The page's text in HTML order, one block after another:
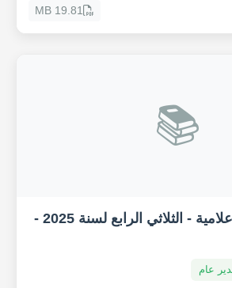
19.81 MB
📚
مجلة الألكسو الإعلامية - الثلاثي الرابع لسنة 2025 -
عام